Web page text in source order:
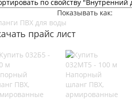
Показывать как:
ПВХ для воды
прайс лист
ПВХ,
Напорный
шланг ПВХ,
армированные